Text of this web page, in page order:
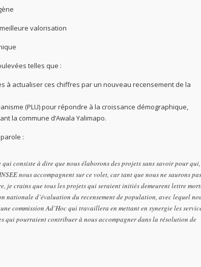
valorisation
telles que :
à actualiser ces chiffres par un nouveau recensement de la
(PLU) pour répondre à la croissance démographique,
la commune d’Awala Yalimapo.
:
consiste à dire que nous élaborons des projets sans savoir pour qui,
nous accompagnent sur ce volet, car tant que nous ne saurons pas
je crains que tous les projets qui seraient initiés demeurent lettre
nationale d’évaluation du recensement de population, avec lequel
commission Ad’Hoc qui travaillera en mettant en synergie les
qui pourraient contribuer à nous accompagner dans la résolution de